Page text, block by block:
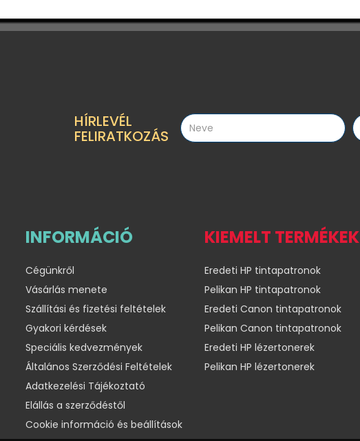
HÍRLEVÉL
FELIRATKOZÁS
INFORMÁCIÓ
Cégünkről
Vásárlás menete
Szállítási és fizetési feltételek
Gyakori kérdések
Speciális kedvezmények
Általános Szerződési Feltételek
Adatkezelési Tájékoztató
Elállás a szerződéstől
Cookie információ és beállítások
KIEMELT TERMÉKEK
Eredeti HP tintapatronok
Pelikan HP tintapatronok
Eredeti Canon tintapatronok
Pelikan Canon tintapatronok
Eredeti HP lézertonerek
Pelikan HP lézertonerek